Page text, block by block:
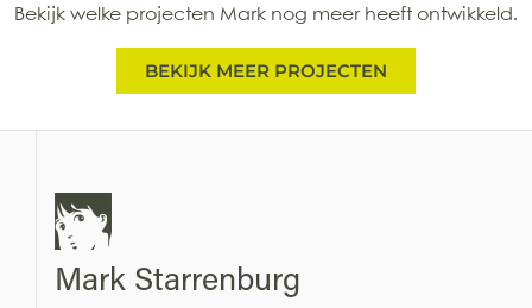
Bekijk welke projecten Mark nog meer heeft ontwikkeld.
BEKIJK MEER PROJECTEN
Mark Starrenburg